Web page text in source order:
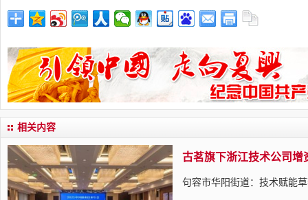
相关内容
古茗旗下浙江技术公司增
句容市华阳街道：技术赋能